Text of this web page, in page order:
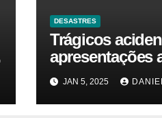
DESASTRES
Trágicos
apresentações
JAN 5, 2025